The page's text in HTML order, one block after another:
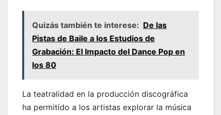
Quizás también te interese: De las
Pistas de Baile a los Estudios de
Grabación: El Impacto del Dance Pop en
los 80
La teatralidad en la producción discográfica
ha permitido a los artistas explorar la música